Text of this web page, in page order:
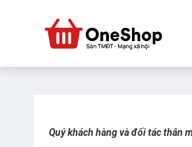
Quý khách hàng và đối tác thân